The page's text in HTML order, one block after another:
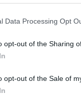
Data Processing Opt
opt-out of the Sharing
opt-out of the Sale of
μονάδα το 2025,
Ευρωπαϊκής
και αυτό
των
για τις
υιοθετήθηκε στα